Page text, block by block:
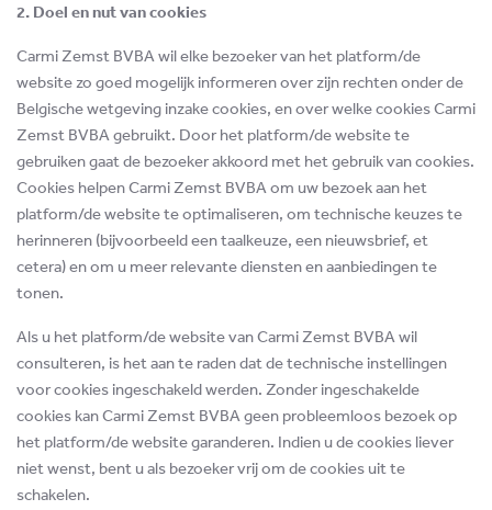
2. Doel en nut van cookies
Carmi Zemst BVBA wil elke bezoeker van het platform/de
website zo goed mogelijk informeren over zijn rechten onder de
Belgische wetgeving inzake cookies, en over welke cookies Carmi
Zemst BVBA gebruikt. Door het platform/de website te
gebruiken gaat de bezoeker akkoord met het gebruik van cookies.
Cookies helpen Carmi Zemst BVBA om uw bezoek aan het
platform/de website te optimaliseren, om technische keuzes te
herinneren (bijvoorbeeld een taalkeuze, een nieuwsbrief, et
cetera) en om u meer relevante diensten en aanbiedingen te
tonen.
Als u het platform/de website van Carmi Zemst BVBA wil
consulteren, is het aan te raden dat de technische instellingen
voor cookies ingeschakeld werden. Zonder ingeschakelde
cookies kan Carmi Zemst BVBA geen probleemloos bezoek op
het platform/de website garanderen. Indien u de cookies liever
niet wenst, bent u als bezoeker vrij om de cookies uit te
schakelen.